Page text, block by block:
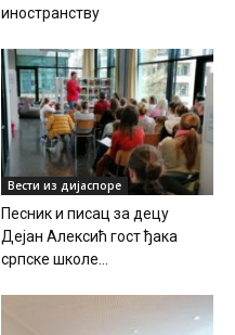
иностранству
Вести из дијаспоре
Песник и писац за децу
Дејан Алексић гост ђака
српске школе...